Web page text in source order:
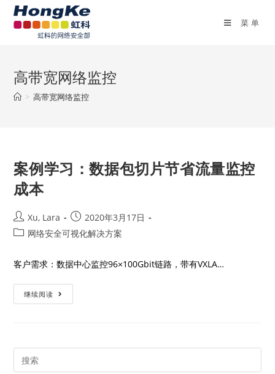
菜单
高带宽网络监控
> 高带宽网络监控
案例学习：数据包切片节省流量监控
成本
Xu, Lara
2020年3月17日
网络安全可视化解决方案
客户需求：数据中心监控96×100Gbit链路，带有VXLA…
继续阅读